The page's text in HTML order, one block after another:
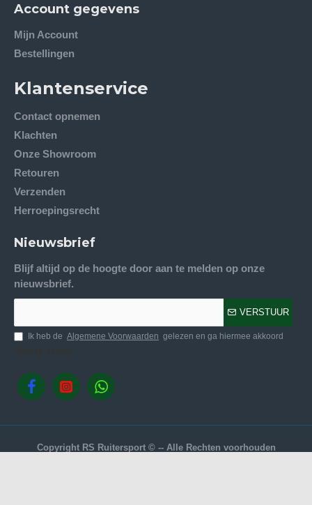
Account gegevens
Mijn Account
Bestellingen
Klantenservice
Contact opnemen
Klachten
Onze Showroom
Retouren
Verzenden
Herroepingsrecht
Nieuwsbrief
Blijf altijd op de hoogte door aan te melden op onze
nieuwsbrief.
VERSTUUR
Ik heb de Algemene Voorwaarden gelezen en ga hiermee akkoord
Copyright RS Ruitersport © -- Alle Rechten voorhouden